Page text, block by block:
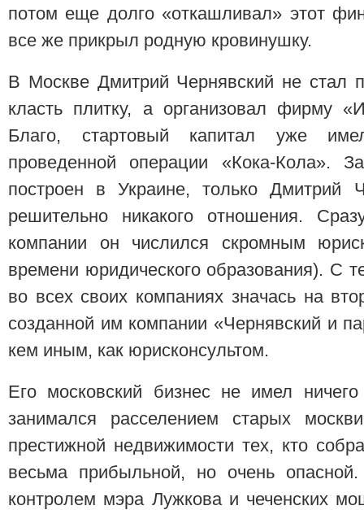
потом еще долго «откашливал» этот
все же прикрыл родную кровинушку.
В Москве Дмитрий Чернявский не стал
класть плитку, а организовал фирму
Благо, стартовый капитал уже
проведенной операции «Кока-Кола».
построен в Украине, только Дмитрий
решительно никакого отношения.
компании он числился скромным
времени юридического образования). С
во всех своих компаниях значась на
созданной им компании «Чернявский и
кем иным, как юрисконсультом.
Его московский бизнес не имел
занимался расселением старых
престижной недвижимости тех, кто
весьма прибыльной, но очень
контролем мэра Лужкова и чеченских